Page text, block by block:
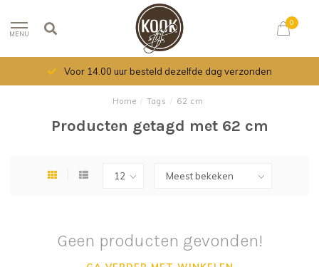
MENU
0
Voor 14.00 uur besteld dezelfde dag verzonden
Home / Tags / 62 cm
Producten getagd met 62 cm
Geen producten gevonden!